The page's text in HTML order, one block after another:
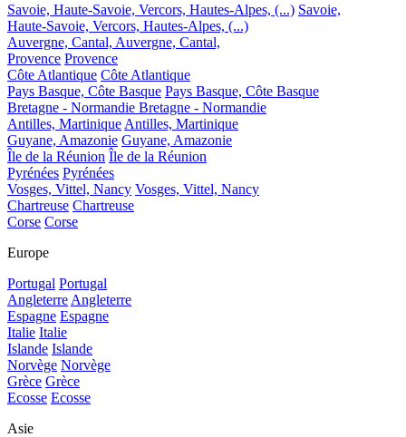
Savoie, Haute-Savoie, Vercors, Hautes-Alpes, (...) Savoie,
Haute-Savoie, Vercors, Hautes-Alpes, (...)
Auvergne, Cantal, Auvergne, Cantal,
Provence Provence
Côte Atlantique Côte Atlantique
Pays Basque, Côte Basque Pays Basque, Côte Basque
Bretagne - Normandie Bretagne - Normandie
Antilles, Martinique Antilles, Martinique
Guyane, Amazonie Guyane, Amazonie
Île de la Réunion Île de la Réunion
Pyrénées Pyrénées
Vosges, Vittel, Nancy Vosges, Vittel, Nancy
Chartreuse Chartreuse
Corse Corse
Europe
Portugal Portugal
Angleterre Angleterre
Espagne Espagne
Italie Italie
Islande Islande
Norvège Norvège
Grèce Grèce
Ecosse Ecosse
Asie